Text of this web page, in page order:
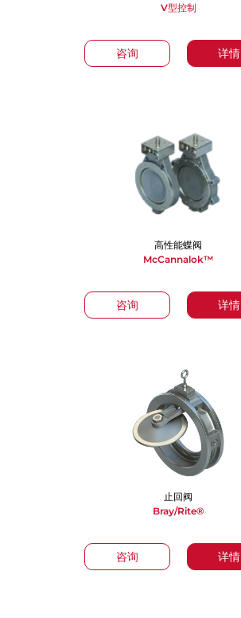
咨询 详情
V型控制
咨询 详情
高性能蝶阀
McCannalok™
咨询 详情
止回阀
Bray/Rite®